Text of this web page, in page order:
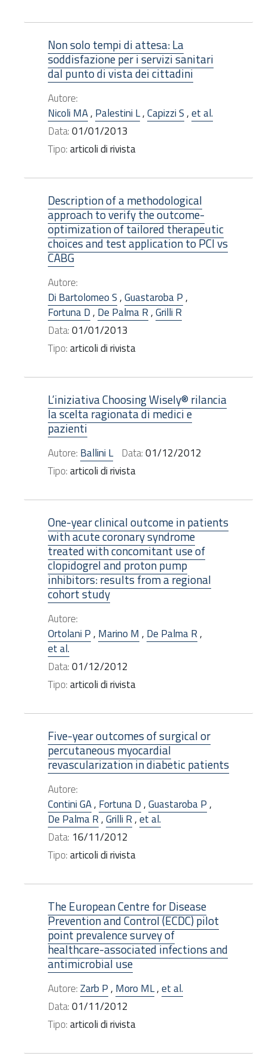
Non solo tempi di attesa: La
soddisfazione per i servizi sanitari
dal punto di vista dei cittadini
Autore:
Nicoli MA, Palestini L,Capizzi S,et al.
Data:01/01/2013
Tipo:articoli di rivista
Description of a methodological
approach to verify the outcome-
optimization of tailored therapeutic
choices and test application to PCI vs
CABG
Autore:
Di Bartolomeo S,Guastaroba P,
Fortuna D, De Palma R,Grilli R
Data:01/01/2013
Tipo:articoli di rivista
L’iniziativa Choosing Wisely® rilancia
la scelta ragionata di medici e
pazienti
Autore: Ballini L Data:01/12/2012
Tipo:articoli di rivista
One-year clinical outcome in patients
with acute coronary syndrome
treated with concomitant use of
clopidogrel and proton pump
inhibitors: results from a regional
cohort study
Autore:
Ortolani P, Marino M , De Palma R,
et al.
Data:01/12/2012
Tipo:articoli di rivista
Five-year outcomes of surgical or
percutaneous myocardial
revascularization in diabetic patients
Autore:
Contini GA, Fortuna D,Guastaroba P,
De Palma R,Grilli R,et al.
Data: 16/11/2012
Tipo:articoli di rivista
The European Centre for Disease
Prevention and Control (ECDC) pilot
point prevalence survey of
healthcare-associated infections and
antimicrobial use
Autore:Zarb P, Moro ML,et al.
Data:01/11/2012
Tipo:articoli di rivista